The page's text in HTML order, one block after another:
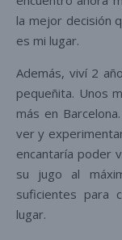
la mejor decisión
es mi lugar.
Además, viví 2
pequeñita. Unos
más en
ver y
encantaría poder
su jugo al
suficientes para
lugar.